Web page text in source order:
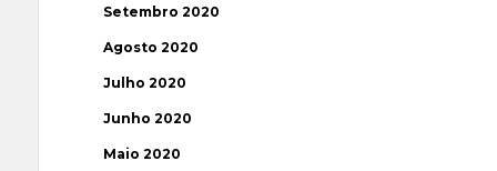
Setembro 2020
Agosto 2020
Julho 2020
Junho 2020
Maio 2020